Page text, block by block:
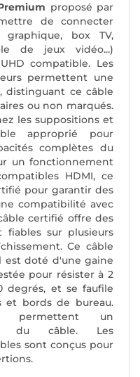
proposé par
de connecter
box TV,
de jeux vidéo...)
compatible. Les
permettent une
distinguant ce câble
ou non marqués.
les suppositions et
approprié pour
complètes du
un fonctionnement
HDMI, ce
pour garantir des
compatibilité avec
certifié offre des
fiables sur plusieurs
Ce câble
est doté d'une gaine
pour résister à 2
degrés, et se faufile
et bords de bureau.
permettent un
du câble. Les
sont conçus pour